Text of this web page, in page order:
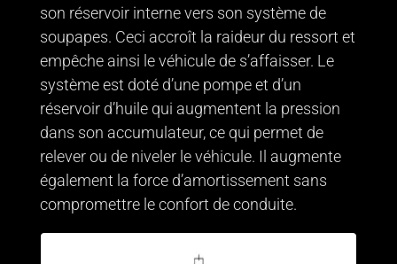
son réservoir interne vers son système de
soupapes. Ceci accroît la raideur du ressort et
empêche ainsi le véhicule de s’affaisser. Le
système est doté d’une pompe et d’un
réservoir d’huile qui augmentent la pression
dans son accumulateur, ce qui permet de
relever ou de niveler le véhicule. Il augmente
également la force d’amortissement sans
compromettre le confort de conduite.